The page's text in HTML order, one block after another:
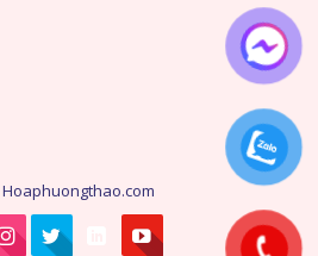
Hoaphuongthao.com